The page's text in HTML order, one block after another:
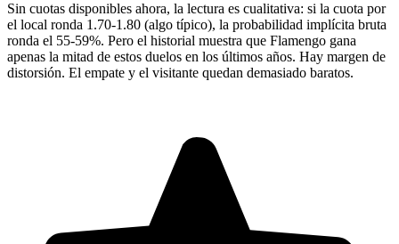
Sin cuotas disponibles ahora, la lectura es cualitativa: si la cuota por
el local ronda 1.70-1.80 (algo típico), la probabilidad implícita bruta
ronda el 55-59%. Pero el historial muestra que Flamengo gana
apenas la mitad de estos duelos en los últimos años. Hay margen de
distorsión. El empate y el visitante quedan demasiado baratos.